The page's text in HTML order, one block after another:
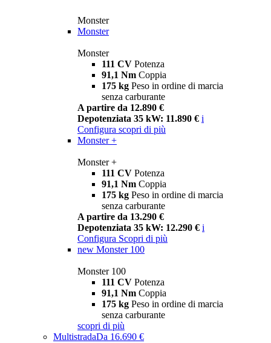
Monster
Monster
Monster
111 CV Potenza
91,1 Nm Coppia
175 kg Peso in ordine di marcia
senza carburante
A partire da 12.890 €
Depotenziata 35 kW: 11.890 € i
Configura scopri di più
Monster +
Monster +
111 CV Potenza
91,1 Nm Coppia
175 kg Peso in ordine di marcia
senza carburante
A partire da 13.290 €
Depotenziata 35 kW: 12.290 € i
Configura Scopri di più
new Monster 100
Monster 100
111 CV Potenza
91,1 Nm Coppia
175 kg Peso in ordine di marcia
senza carburante
scopri di più
MultistradaDa 16.690 €